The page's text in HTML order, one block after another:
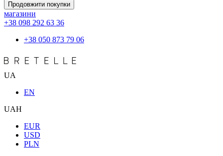
Продовжити покупки
магазини
+38 098 292 63 36
+38 050 873 79 06
UA
EN
UAH
EUR
USD
PLN